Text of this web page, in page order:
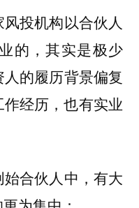
投机构以合伙人
的，其实是极少
的履历背景偏复
经历，也有实业
合伙人中，有大